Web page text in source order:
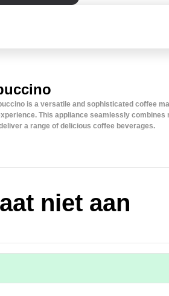
is a versatile and sophisticated coffee
This appliance seamlessly combines
a range of delicious coffee beverages.
niet aan